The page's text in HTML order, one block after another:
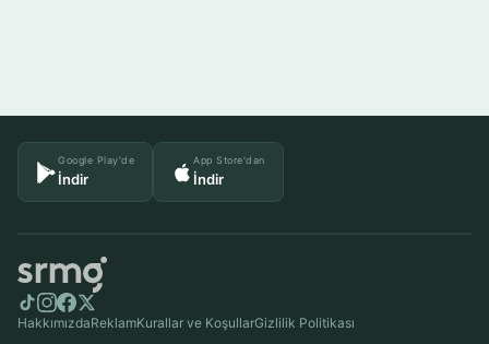
Google Play'de
İndir
App Store'dan
İndir
HakkımızdaReklamKurallar ve KoşullarGizlilik Politikası